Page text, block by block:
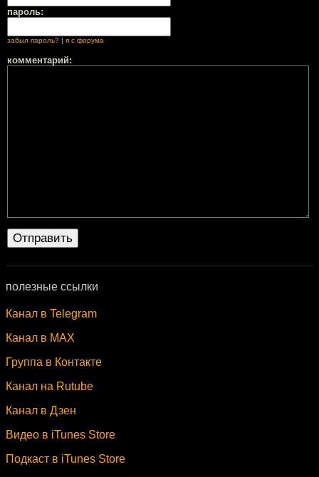
пароль:
забыл пароль? я с форума
комментарий:
полезные ссылки
Канал в Telegram
Канал в MAX
Группа в Контакте
Канал на Rutube
Канал в Дзен
Видео в iTunes Store
Подкаст в iTunes Store